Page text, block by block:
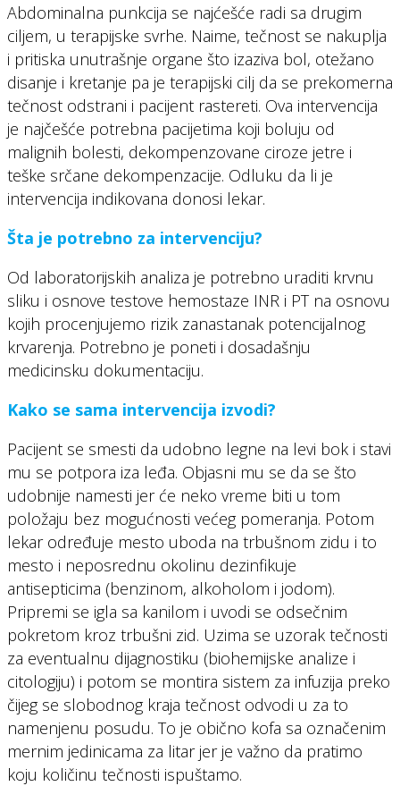
Abdominalna punkcija se najćešće radi sa drugim
ciljem, u terapijske svrhe. Naime, tečnost se nakuplja
i pritiska unutrašnje organe što izaziva bol, otežano
disanje i kretanje pa je terapijski cilj da se prekomerna
tečnost odstrani i pacijent rastereti. Ova intervencija
je najčešće potrebna pacijetima koji boluju od
malignih bolesti, dekompenzovane ciroze jetre i
teške srčane dekompenzacije. Odluku da li je
intervencija indikovana donosi lekar.
Šta je potrebno za intervenciju?
Od laboratorijskih analiza je potrebno uraditi krvnu
sliku i osnove testove hemostaze INR i PT na osnovu
kojih procenjujemo rizik zanastanak potencijalnog
krvarenja. Potrebno je poneti i dosadašnju
medicinsku dokumentaciju.
Kako se sama intervencija izvodi?
Pacijent se smesti da udobno legne na levi bok i stavi
mu se potpora iza leđa. Objasni mu se da se što
udobnije namesti jer će neko vreme biti u tom
položaju bez mogućnosti većeg pomeranja. Potom
lekar određuje mesto uboda na trbušnom zidu i to
mesto i neposrednu okolinu dezinfikuje
antisepticima (benzinom, alkoholom i jodom).
Pripremi se igla sa kanilom i uvodi se odsečnim
pokretom kroz trbušni zid. Uzima se uzorak tečnosti
za eventualnu dijagnostiku (biohemijske analize i
citologiju) i potom se montira sistem za infuzija preko
čijeg se slobodnog kraja tečnost odvodi u za to
namenjenu posudu. To je obično kofa sa označenim
mernim jedinicama za litar jer je važno da pratimo
koju količinu tečnosti ispuštamo.